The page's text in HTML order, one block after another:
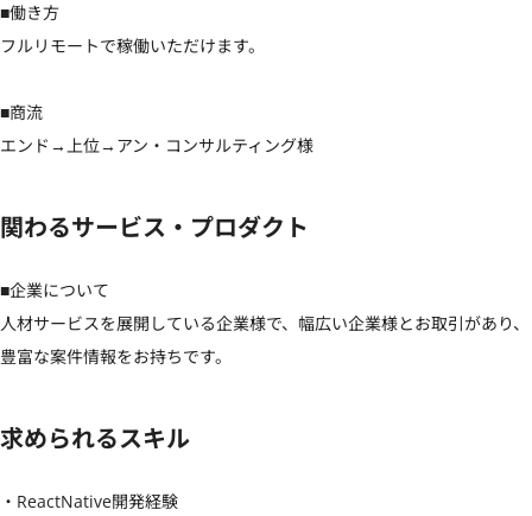
■働き方
フルリモートで稼働いただけます。
■商流
エンド→上位→アン・コンサルティング様
関わるサービス・プロダクト
■企業について
人材サービスを展開している企業様で、幅広い企業様とお取引があり、
豊富な案件情報をお持ちです。
求められるスキル
・ReactNative開発経験